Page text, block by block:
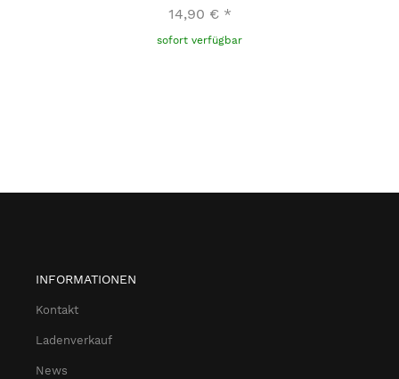
14,90 € *
sofort verfügbar
INFORMATIONEN
Kontakt
Ladenverkauf
News